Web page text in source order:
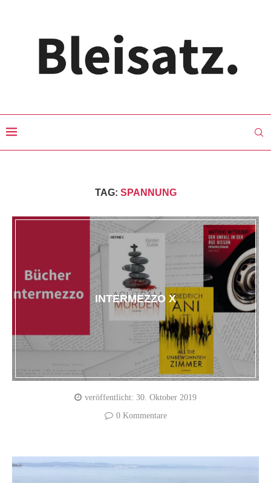
TAG: SPANNUNG
INTERMEZZO X
veröffentlicht: 30. Oktober 2019
0 Kommentare